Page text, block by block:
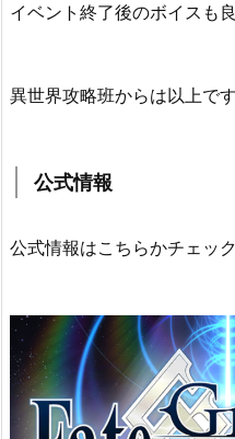
イベント終了後のボイスも良
異世界攻略班からは以上です
公式情報
公式情報はこちらかチェック